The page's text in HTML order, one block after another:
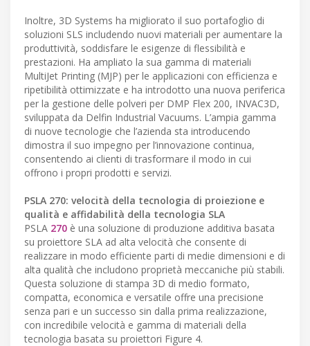
Inoltre, 3D Systems ha migliorato il suo portafoglio di
soluzioni SLS includendo nuovi materiali per aumentare la
produttività, soddisfare le esigenze di flessibilità e
prestazioni. Ha ampliato la sua gamma di materiali
MultiJet Printing (MJP) per le applicazioni con efficienza e
ripetibilità ottimizzate e ha introdotto una nuova periferica
per la gestione delle polveri per DMP Flex 200, INVAC3D,
sviluppata da Delfin Industrial Vacuums. L’ampia gamma
di nuove tecnologie che l’azienda sta introducendo
dimostra il suo impegno per l’innovazione continua,
consentendo ai clienti di trasformare il modo in cui
offrono i propri prodotti e servizi.
PSLA 270: velocità della tecnologia di proiezione e
qualità e affidabilità della tecnologia SLA
PSLA 270 è una soluzione di produzione additiva basata
su proiettore SLA ad alta velocità che consente di
realizzare in modo efficiente parti di medie dimensioni e di
alta qualità che includono proprietà meccaniche più stabili.
Questa soluzione di stampa 3D di medio formato,
compatta, economica e versatile offre una precisione
senza pari e un successo sin dalla prima realizzazione,
con incredibile velocità e gamma di materiali della
tecnologia basata su proiettori Figure 4.